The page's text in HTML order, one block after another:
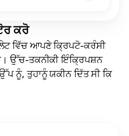
ਕਰੋ
ਵਿੱਚ ਆਪਣੇ ਕ੍ਰਿਪਟੋ-ਕਰੰਸੀ
ਉੱਚ-ਤਕਨੀਕੀ ਇੰਕ੍ਰਿਪਸ਼ਨ
ਨੂੰ, ਤੁਹਾਨੂੰ ਯਕੀਨ ਦਿੱਤ ਸੀ ਕਿ